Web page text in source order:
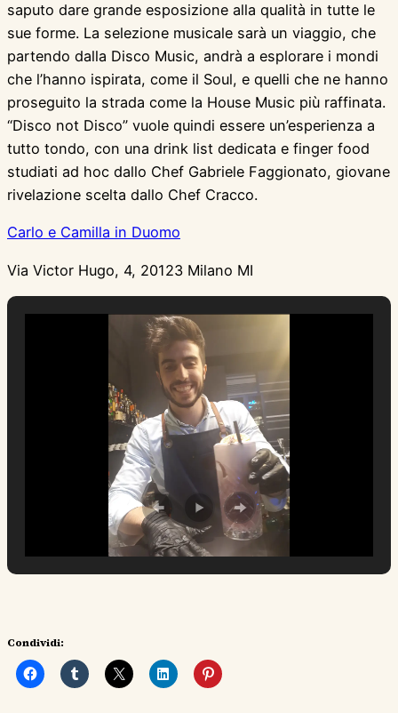
saputo dare grande esposizione alla qualità in tutte le
sue forme. La selezione musicale sarà un viaggio, che
partendo dalla Disco Music, andrà a esplorare i mondi
che l’hanno ispirata, come il Soul, e quelli che ne hanno
proseguito la strada come la House Music più raffinata.
“Disco not Disco” vuole quindi essere un’esperienza a
tutto tondo, con una drink list dedicata e finger food
studiati ad hoc dallo Chef Gabriele Faggionato, giovane
rivelazione scelta dallo Chef Cracco.
Carlo e Camilla in Duomo
Via Victor Hugo, 4, 20123 Milano MI
Condividi: